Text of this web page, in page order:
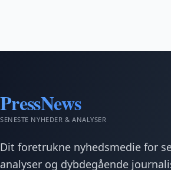
PressNews
SENESTE NYHEDER & ANALYSER
Dit foretrukne nyhedsmedie for
analyser og dybdegående